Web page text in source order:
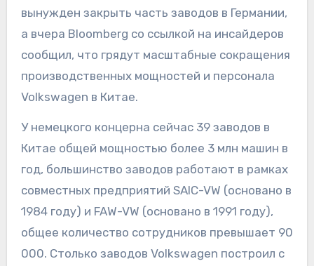
вынужден закрыть часть заводов в Германии,
а вчера Bloomberg со ссылкой на инсайдеров
сообщил, что грядут масштабные сокращения
производственных мощностей и персонала
Volkswagen в Китае.
У немецкого концерна сейчас 39 заводов в
Китае общей мощностью более 3 млн машин в
год, большинство заводов работают в рамках
совместных предприятий SAIC-VW (основано в
1984 году) и FAW-VW (основано в 1991 году),
общее количество сотрудников превышает 90
000. Столько заводов Volkswagen построил с